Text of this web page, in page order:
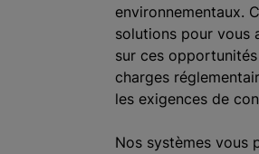
environnementaux.
solutions pour vous
sur ces
charges
les exigences de
Nos systèmes vous